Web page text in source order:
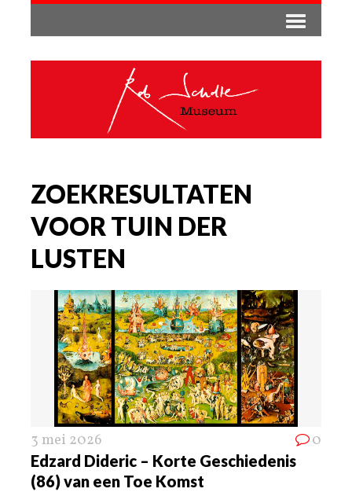
ZOEKRESULTATEN
VOOR TUIN DER
LUSTEN
3 mei 2026 0
Edzard Dideric – Korte Geschiedenis
(86) van een Toe Komst